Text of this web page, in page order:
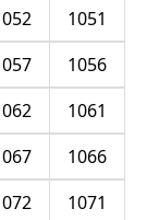
1051
1056
1061
1066
1071